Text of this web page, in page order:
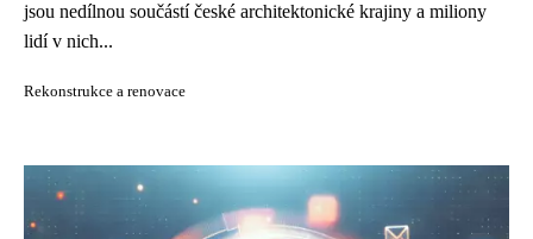
jsou nedílnou součástí české architektonické krajiny a miliony
lidí v nich...
Rekonstrukce a renovace